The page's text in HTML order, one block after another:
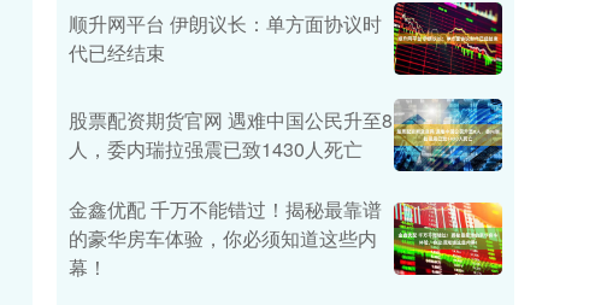
顺升网平台 伊朗议长：单方面协议时
代已经结束
股票配资期货官网 遇难中国公民升至8
人，委内瑞拉强震已致1430人死亡
金鑫优配 千万不能错过！揭秘最靠谱
的豪华房车体验，你必须知道这些内
幕！